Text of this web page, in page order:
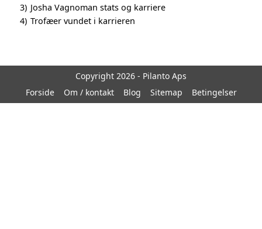
3) Josha Vagnoman stats og karriere
4) Trofæer vundet i karrieren
Copyright 2026 - Pilanto Aps
Forside
Om / kontakt Blog Sitemap Betingelser